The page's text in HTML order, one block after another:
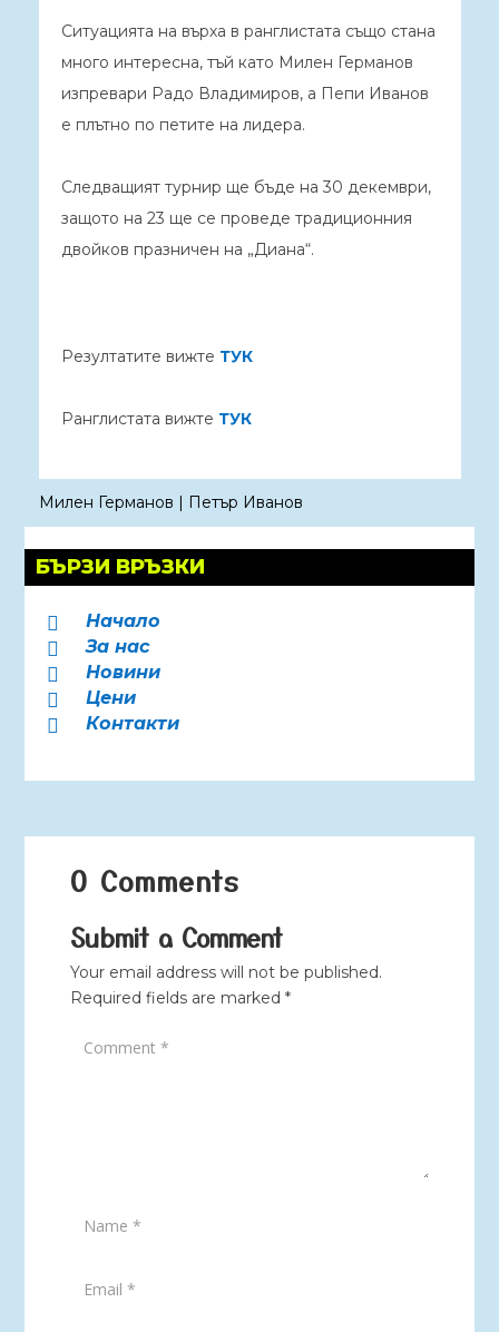
Ситуацията на върха в ранглистата също стана
много интересна, тъй като Милен Германов
изпревари Радо Владимиров, а Пепи Иванов
е плътно по петите на лидера.
Следващият турнир ще бъде на 30 декември,
защото на 23 ще се проведе традиционния
двойков празничен на „Диана“.
Резултатите вижте ТУК
Ранглистата вижте ТУК
Милен Германов | Петър Иванов
БЪРЗИ ВРЪЗКИ
 Начало
 За нас
 Новини
 Цени
 Контакти
0 Comments
Submit a Comment
Your email address will not be published.
Required fields are marked *